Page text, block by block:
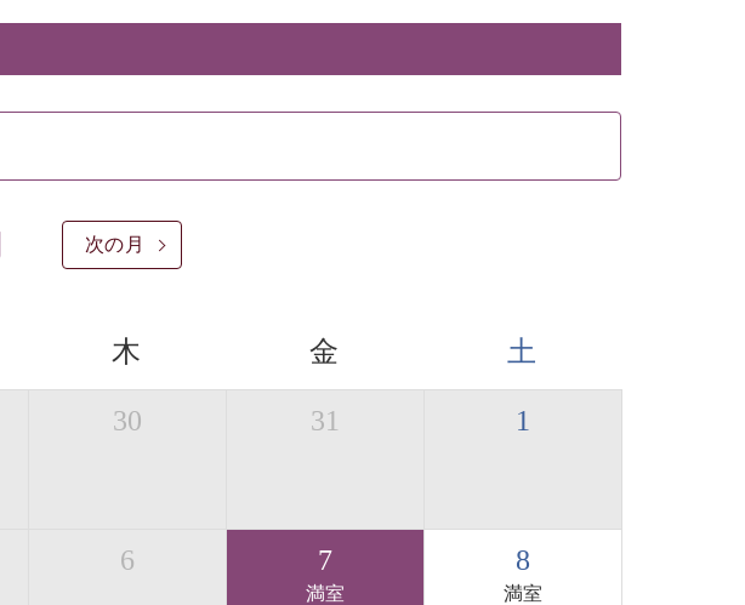
次の月
木 金 土
30 31 1
6 7
満室
8
満室